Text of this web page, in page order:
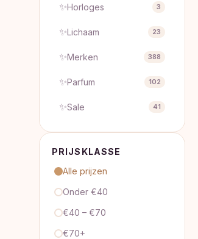
✨Horloges 3
✨Lichaam 23
✨Merken 388
✨Parfum 102
✨Sale 41
PRIJSKLASSE
Alle prijzen
Onder €40
€40 – €70
€70+